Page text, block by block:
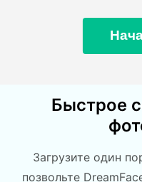
Быстрое
Загрузите один
позвольте